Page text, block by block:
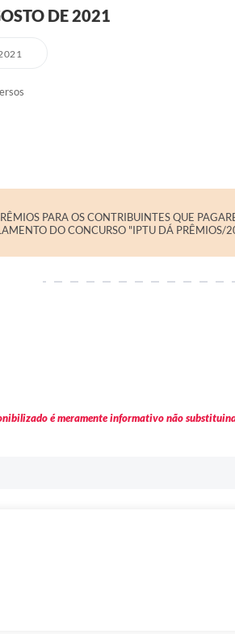
DE 2021
PARA OS CONTRIBUINTES QUE
DO CONCURSO "IPTU DÁ PRÊMIOS/
é meramente informativo não